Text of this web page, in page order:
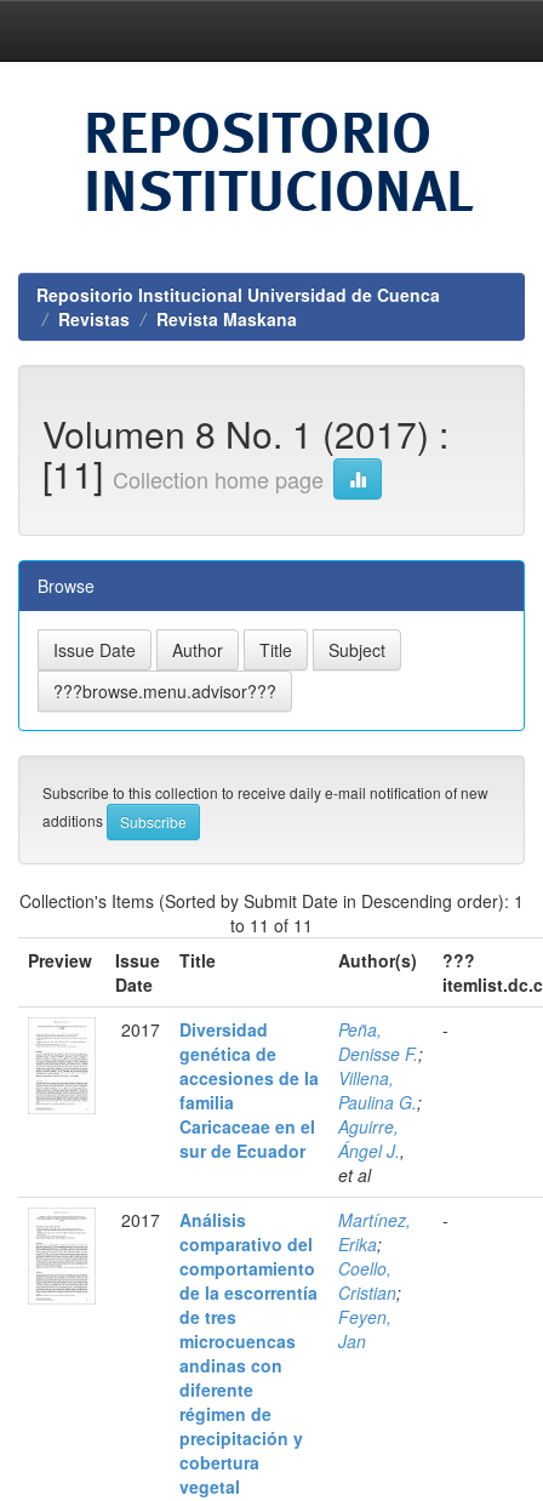
Repositorio Institucional Universidad de Cuenca
Revistas
Revista Maskana
Volumen 8 No. 1 (2017) :
[11] Collection home page
Browse
Subscribe to this collection to receive daily e-mail notification of new
additions
Collection's Items (Sorted by Submit Date in Descending order): 1
to 11 of 11
Preview
Issue
Date
Title Author(s)
???
2017
Diversidad
genética de
accesiones de la
familia
Caricaceae en el
sur de Ecuador
Peña,
Denisse F.;
Villena,
Paulina G.;
Aguirre,
Ángel J.,
et al
-
2017
Análisis
comparativo del
comportamiento
de la escorrentía
de tres
microcuencas
andinas con
diferente
régimen de
precipitación y
cobertura
vegetal
Martínez,
Erika;
Coello,
Cristian;
Feyen,
Jan
-